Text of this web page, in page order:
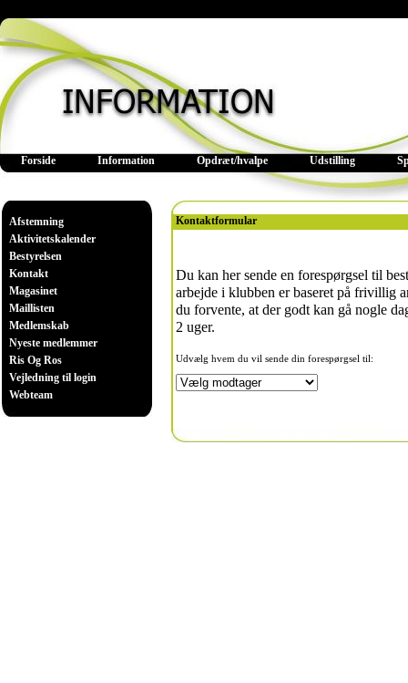
Forside Information Opdræt/hvalpe Udstilling
Afstemning
Aktivitetskalender
Bestyrelsen
Kontakt
Magasinet
Maillisten
Medlemskab
Nyeste medlemmer
Ris Og Ros
Vejledning til login
Webteam
Kontaktformular
Du kan her sende en forespørgsel til
arbejde i klubben er baseret på frivillig
du forvente, at der godt kan gå nogle
2 uger.
Udvælg hvem du vil sende din forespørgsel til: